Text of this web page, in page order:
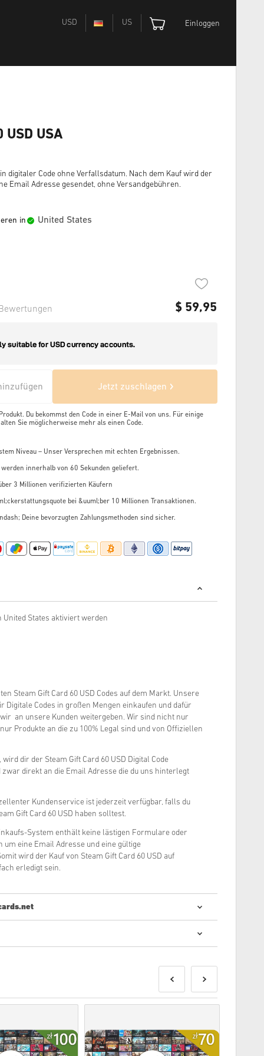
USD US Einloggen
USA
digitaler Code ohne Verfallsdatum. Nach dem Kauf wird der
Email Adresse gesendet, ohne Versandgebühren.
in United States
$ 59,95
Jetzt zuschlagen
Du bekommst den Code in einer E-Mail von uns. Für einige
Sie möglicherweise mehr als einen Code.
Niveau – Unser Versprechen mit echten Ergebnissen.
innerhalb von 60 Sekunden geliefert.
3 Millionen verifizierten Käufern
bei &uuml;ber 10 Millionen Transaktionen.
Deine bevorzugten Zahlungsmethoden sind sicher.
States aktiviert werden
Steam Gift Card 60 USD Codes auf dem Markt. Unsere
Digitale Codes in großen Mengen einkaufen und dafür
an unsere Kunden weitergeben. Wir sind nicht nur
Produkte an die zu 100% Legal sind und von Offiziellen
dir der Steam Gift Card 60 USD Digital Code
direkt an die Email Adresse die du uns hinterlegt
Kundenservice ist jederzeit verfügbar, falls du
Gift Card 60 USD haben solltest.
System enthält keine lästigen Formulare oder
um eine Email Adresse und eine gültige
wird der Kauf von Steam Gift Card 60 USD auf
erledigt sein.
einer kommerziellen Nutzung erwecken, werden
mit einem Kauf geben, so kontaktiere uns bitte über